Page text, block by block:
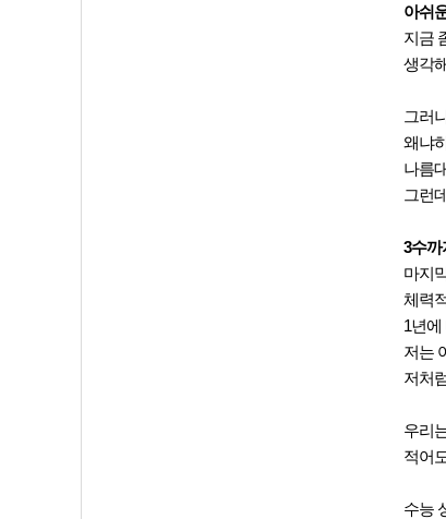
아쉬
지금
생각
그러
왜냐
나름
그런
3수까
마지
체력
1년에
저는
저처
우리
적어
수능